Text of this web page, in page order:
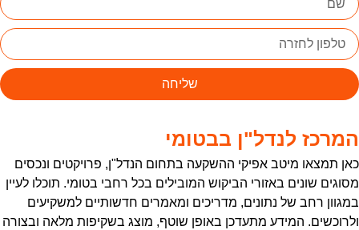
שליחה
לנדל"ן בבטומי
תמצאו מיטב אפיקי ההשקעה בתחום הנדל"ן, פרויקטים ונכסים
שונים באזורי הביקוש המובילים בכל רחבי בטומי. תוכלו לעיין
רחב של נתונים, מדריכים ומאמרים חדשותיים למשקיעים
המידע מתעדכן באופן שוטף, מוצג בשקיפות מלאה ובצורה